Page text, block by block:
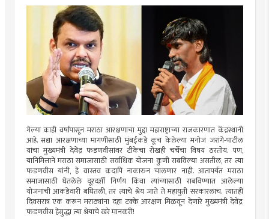
गेल्या काही वर्षांपासून मराठा आरक्षणाचा मुद्दा महाराष्ट्राच्या राजकारणात केंद्रस्थानी
आहे. सद्या आरक्षणाच्या मागणीसाठी मुंबईकडे कूच केलेल्या मनोज जरांगे-पाटील
यांचा मुख्यमंत्री देवेंद्र फडणवीसांवर टीकेचा रोखही चर्चेचा विषय ठरतोय. पण,
यानिमित्ताने मराठा समाजासाठी सर्वाधिक योजना कुणी राबविल्या असतील, तर त्या
फडणवीस यांनी, हे वास्तव कदापि नाकारुन चालणार नाही. आतापर्यंत मराठा
समाजासाठी घेतलेले दूरदर्शी निर्णय किंवा त्यांच्यासाठी राबविण्यात आलेल्या
योजनांची आकडेवारी बघितली, तर त्याचे श्रेय जाते ते महायुती सरकारलाच. त्यातही
दिवसरात्र एक करून मराठ्यांना दहा टक्के आरक्षण मिळवून देणारे मुख्यमंत्री देवेंद्र
फडणवीस हेसुद्धा त्या श्रेयाचे खरे मानकरी!